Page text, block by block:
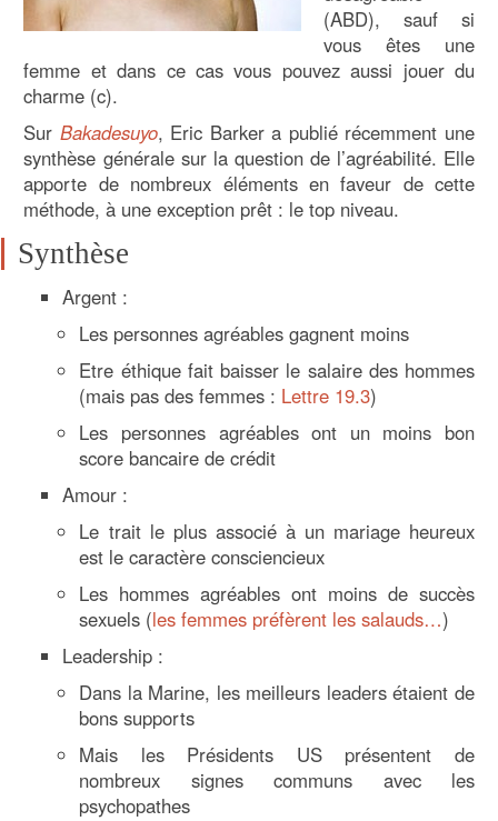
(ABD), sauf si
vous êtes une
femme et dans ce cas vous pouvez aussi jouer du
charme (c).
Sur Bakadesuyo, Eric Barker a publié récemment une
synthèse générale sur la question de l’agréabilité. Elle
apporte de nombreux éléments en faveur de cette
méthode, à une exception prêt : le top niveau.
Synthèse
Argent :
Les personnes agréables gagnent moins
Etre éthique fait baisser le salaire des hommes
(mais pas des femmes : Lettre 19.3)
Les personnes agréables ont un moins bon
score bancaire de crédit
Amour :
Le trait le plus associé à un mariage heureux
est le caractère consciencieux
Les hommes agréables ont moins de succès
sexuels (les femmes préfèrent les salauds…)
Leadership :
Dans la Marine, les meilleurs leaders étaient de
bons supports
Mais les Présidents US présentent de
nombreux signes communs avec les
psychopathes